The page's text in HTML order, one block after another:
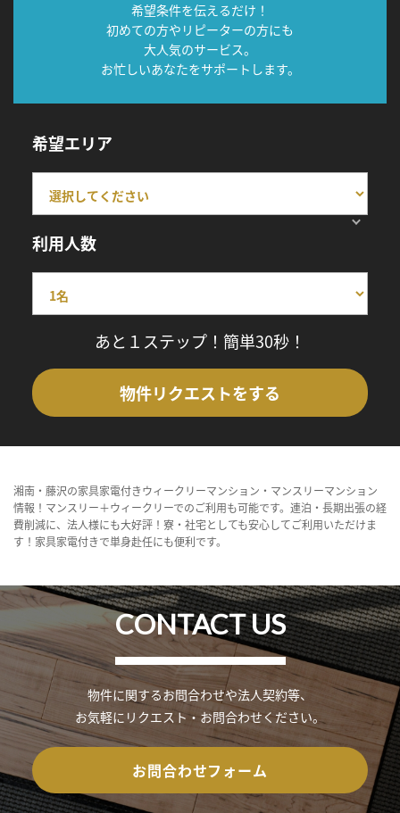
希望条件を伝えるだけ！
初めての方やリピーターの方にも
大人気のサービス。
お忙しいあなたをサポートします。
希望エリア
利用人数
あと１ステップ！簡単30秒！
物件リクエストをする
湘南・藤沢の家具家電付きウィークリーマンション・マンスリーマンション
情報！マンスリー＋ウィークリーでのご利用も可能です。連泊・長期出張の経
費削減に、法人様にも大好評！寮・社宅としても安心してご利用いただけま
す！家具家電付きで単身赴任にも便利です。
CONTACT US
物件に関するお問合わせや法人契約等、
お気軽にリクエスト・お問合わせください。
お問合わせフォーム